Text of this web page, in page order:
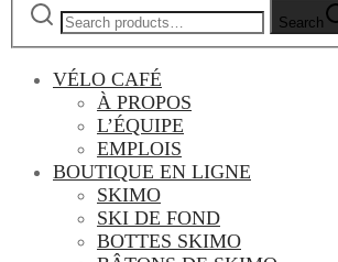
Search
VÉLO CAFÉ
À PROPOS
L’ÉQUIPE
EMPLOIS
BOUTIQUE EN LIGNE
SKIMO
SKI DE FOND
BOTTES SKIMO